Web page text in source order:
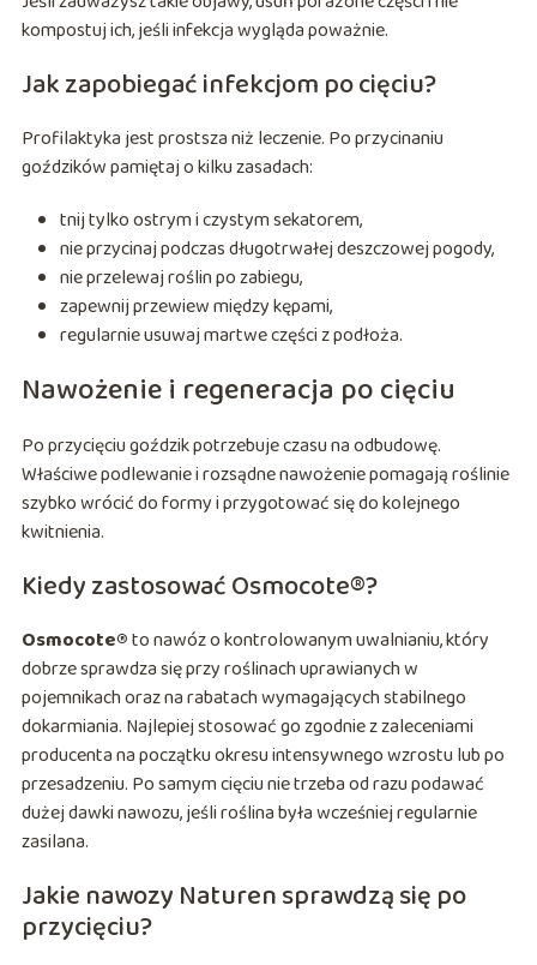
kompostuj ich, jeśli infekcja wygląda poważnie.
Jak zapobiegać infekcjom po cięciu?
Profilaktyka jest prostsza niż leczenie. Po przycinaniu
goździków pamiętaj o kilku zasadach:
tnij tylko ostrym i czystym sekatorem,
nie przycinaj podczas długotrwałej deszczowej pogody,
nie przelewaj roślin po zabiegu,
zapewnij przewiew między kępami,
regularnie usuwaj martwe części z podłoża.
Nawożenie i regeneracja po cięciu
Po przycięciu goździk potrzebuje czasu na odbudowę.
Właściwe podlewanie i rozsądne nawożenie pomagają roślinie
szybko wrócić do formy i przygotować się do kolejnego
kwitnienia.
Kiedy zastosować Osmocote®?
Osmocote®to nawóz o kontrolowanym uwalnianiu, który
dobrze sprawdza się przy roślinach uprawianych w
pojemnikach oraz na rabatach wymagających stabilnego
dokarmiania. Najlepiej stosować go zgodnie z zaleceniami
producenta na początku okresu intensywnego wzrostu lub po
przesadzeniu. Po samym cięciu nie trzeba od razu podawać
dużej dawki nawozu, jeśli roślina była wcześniej regularnie
zasilana.
Jakie nawozy Naturen sprawdzą się po
przycięciu?